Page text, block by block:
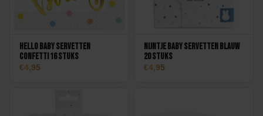
Hello Baby Servetten
confetti 16 stuks
4,95
Nijntje Baby Servetten Blauw
20 stuks
4,95